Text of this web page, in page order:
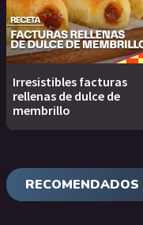
Irresistibles facturas
rellenas de dulce de
membrillo
RECOMENDADOS